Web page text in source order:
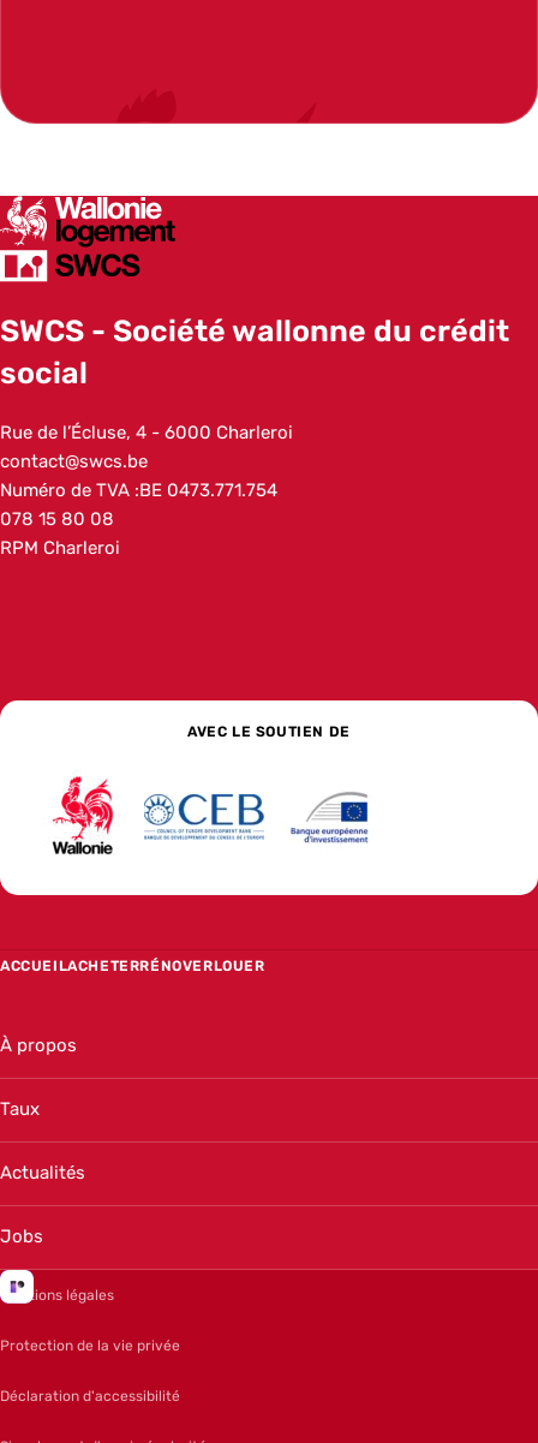
SWCS
SWCS - Société wallonne du crédit
social
Addresse
Rue de l’Écluse, 4 6000 Charleroi
Adresse e-mail
contact@swcs.be
Numéro de TVA :BE 0473.771.754
Numéro de téléphone
078 15 80 08
Autre
RPM Charleroi
AVEC LE SOUTIEN DE
ACCUEILACHETERRÉNOVERLOUER
À propos
Taux
Actualités
Jobs
Mentions légales
Protection de la vie privée
Déclaration d'accessibilité